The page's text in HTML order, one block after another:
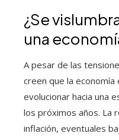
¿Se
una
A pesar de las
creen que la
evolucionar hacia una
los próximos años. La
inflación, eventuales